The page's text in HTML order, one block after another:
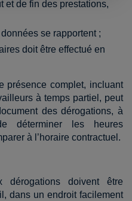
et de fin des prestations,
se rapportent ;
doit être effectué en
présence complet, incluant
à temps partiel, peut
des dérogations, à
déterminer les heures
à l’horaire contractuel.
dérogations doivent être
dans un endroit facilement